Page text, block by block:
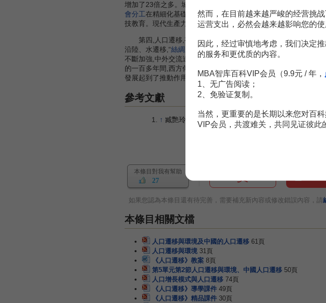
增加了23倍之多。城市化的重要特點是它促進了科學技術、經
會分工在精細化基礎上的整化,從而促進產業結構的不斷調整,再
技教育。現代生產力的發展促進城市化進程,城市化又與科學技術
第四,人口遷移,有利於科學技術的廣泛交流。不論保守型移民,
沿陸、水遷移,“絲綢之路”是東西交往的主要通逍,從漢到唐的一
不斷加強,中外交流達到高潮,南宋時,通商的國家多達50多個,南
的一百多年間,西方傳教士到中國佈道,他們在實現傳教目的的過
發展起到了推動作用。
參考文獻
↑ 臧艷玲,許廷芝.人口遷移在社會經濟發展中的作用
本條目對我有幫助
27
如果您認為本條目還有待完善，需要補充新內容或修改錯誤內容，請
本條目相關文檔
人口遷移與環境及中國的人口遷移 61頁
人口遷移與環境 31頁
《人口遷移》教案 8頁
第5單元第2節人口遷移與環境、中國人口遷移 50頁
人口增長模式與人口遷移 74頁
《人口遷移》導學課件 49頁
《人口遷移》精品課件 30頁
然而，在目前越来越严峻的经营挑
运营支出，必然会越来越影响您的
因此，经过审慎地考虑，我们决定
的服务和更优质的内容。
MBA智库百科VIP会员（9.9元 / 年，
1、无广告阅读；
2、免验证复制。
当然，更重要的是长期以来您对百
VIP会员，共渡难关，共同见证彼此